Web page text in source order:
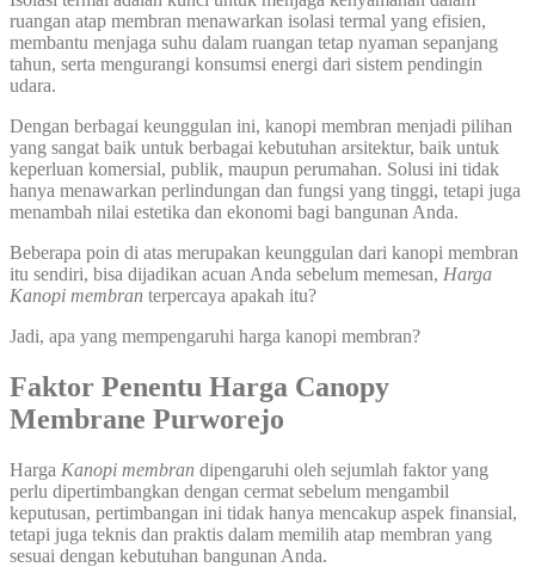
ruangan atap membran menawarkan isolasi termal yang efisien,
membantu menjaga suhu dalam ruangan tetap nyaman sepanjang
tahun, serta mengurangi konsumsi energi dari sistem pendingin
udara.
Dengan berbagai keunggulan ini, kanopi membran menjadi pilihan
yang sangat baik untuk berbagai kebutuhan arsitektur, baik untuk
keperluan komersial, publik, maupun perumahan. Solusi ini tidak
hanya menawarkan perlindungan dan fungsi yang tinggi, tetapi juga
menambah nilai estetika dan ekonomi bagi bangunan Anda.
Beberapa poin di atas merupakan keunggulan dari kanopi membran
itu sendiri, bisa dijadikan acuan Anda sebelum memesan, Harga
Kanopi membran terpercaya apakah itu?
Jadi, apa yang mempengaruhi harga kanopi membran?
Faktor Penentu Harga Canopy
Membrane Purworejo
Harga Kanopi membran dipengaruhi oleh sejumlah faktor yang
perlu dipertimbangkan dengan cermat sebelum mengambil
keputusan, pertimbangan ini tidak hanya mencakup aspek finansial,
tetapi juga teknis dan praktis dalam memilih atap membran yang
sesuai dengan kebutuhan bangunan Anda.